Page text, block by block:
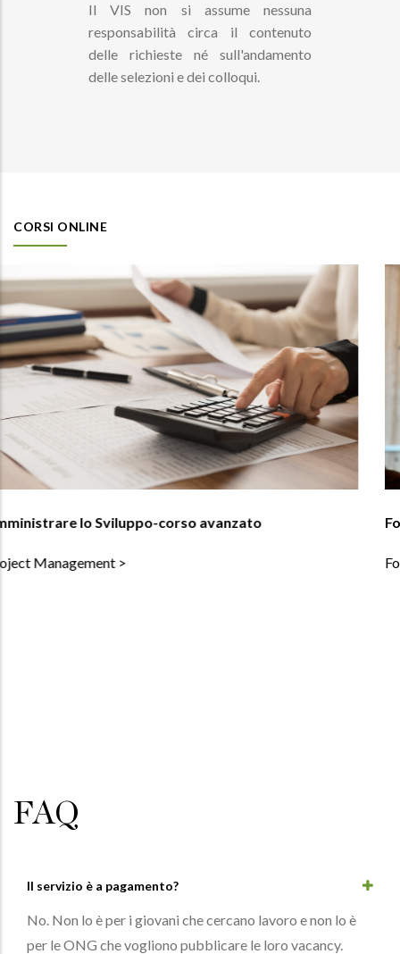
Il VIS non si assume nessuna
responsabilità circa il contenuto
delle richieste né sull'andamento
delle selezioni e dei colloqui.
CORSI ONLINE
Formazione Personalizzata
Formazione personalizzata
FAQ
Il servizio è a pagamento?
No. Non lo è per i giovani che cercano lavoro e non lo è
per le ONG che vogliono pubblicare le loro vacancy.